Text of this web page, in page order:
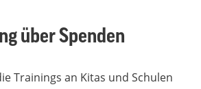
über Spenden
Trainings an Kitas und Schulen